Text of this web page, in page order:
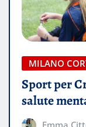
MILANO
Sport per
salute